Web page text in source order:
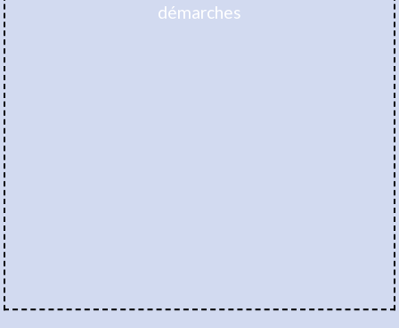
démarches